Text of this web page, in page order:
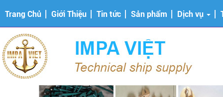
Trang Chủ Giới Thiệu Tin tức Sản phẩm Dịch vụ